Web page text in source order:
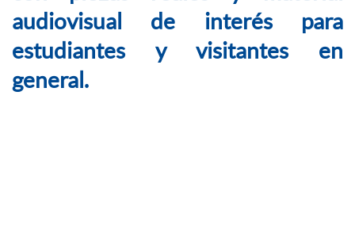
audiovisual de interés para
estudiantes y visitantes en
general.